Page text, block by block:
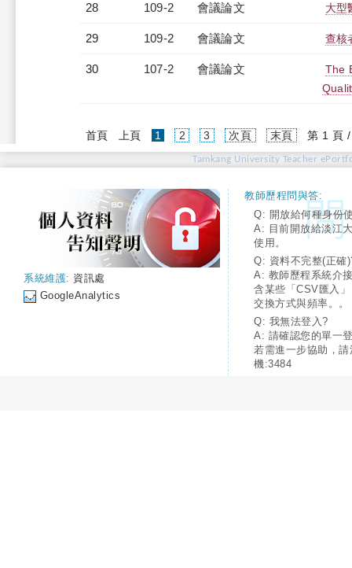
28 109-2 會議論文 大型
29 109-2 會議論文 查核
30 107-2 會議論文
The
首頁 上頁 1 (current)
2 3 次頁 末頁 第 1 頁
Tamkang University Teacher
系統維護: 資訊處
GoogleAnalytics
教師歷程問與答:
Q: 開放給何種身份
A: 目前開放給淡江
使用。
Q: 資料不完整(正確
A: 教師歷程系統介
含某些「CSV匯入
交換方式與頻率。。
Q: 我無法登入?
A: 請確認您的單一
若需進一步協助，
機:3484